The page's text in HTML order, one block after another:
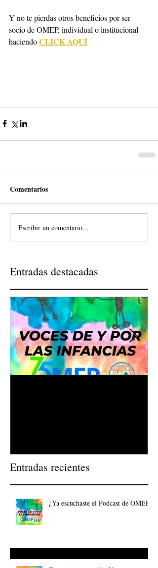
Y no te pierdas otros beneficios por ser
socio de OMEP, individual o institucional
haciendo CLICK AQUÍ
Comentarios
Escribir un comentario...
Entradas destacadas
Entradas recientes
¿Ya escuchaste el Podcast de OMEP?